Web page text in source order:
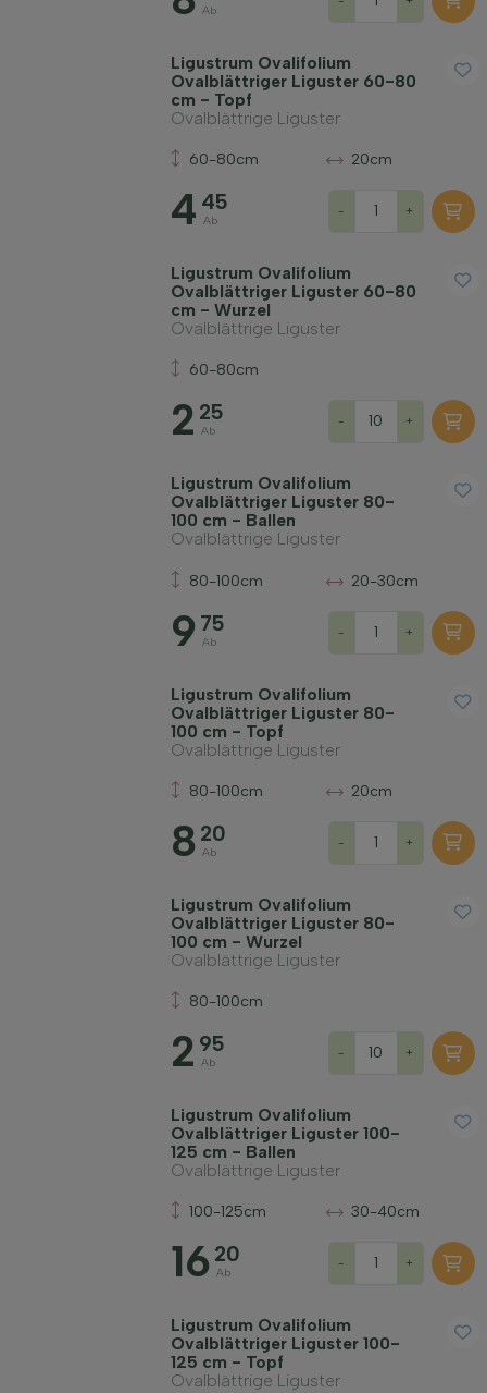
Ab
Ligustrum Ovalifolium
Ovalblättriger Liguster 60-80
cm - Topf
Ovalblättrige Liguster
60-80cm 20cm
4 45
Ab
- +
Ligustrum Ovalifolium
Ovalblättriger Liguster 60-80
cm - Wurzel
Ovalblättrige Liguster
60-80cm
2 25
Ab
- +
Ligustrum Ovalifolium
Ovalblättriger Liguster 80-
100 cm - Ballen
Ovalblättrige Liguster
80-100cm 20-30cm
9 75
Ab
- +
Ligustrum Ovalifolium
Ovalblättriger Liguster 80-
100 cm - Topf
Ovalblättrige Liguster
80-100cm 20cm
8 20
Ab
- +
Ligustrum Ovalifolium
Ovalblättriger Liguster 80-
100 cm - Wurzel
Ovalblättrige Liguster
80-100cm
2 95
Ab
- +
Ligustrum Ovalifolium
Ovalblättriger Liguster 100-
125 cm - Ballen
Ovalblättrige Liguster
100-125cm 30-40cm
16 20
Ab
- +
Ligustrum Ovalifolium
Ovalblättriger Liguster 100-
125 cm - Topf
Ovalblättrige Liguster